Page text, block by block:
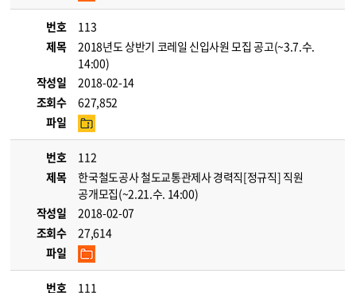
번호
113
제목
2018년도 상반기 코레일 신입사원 모집 공고(~3.7.수.
14:00)
작성일
2018-02-14
조회수
627,852
파일
번호
112
제목
한국철도공사 철도교통관제사 경력직[정규직] 직원
공개모집(~2.21.수. 14:00)
작성일
2018-02-07
조회수
27,614
파일
번호
111